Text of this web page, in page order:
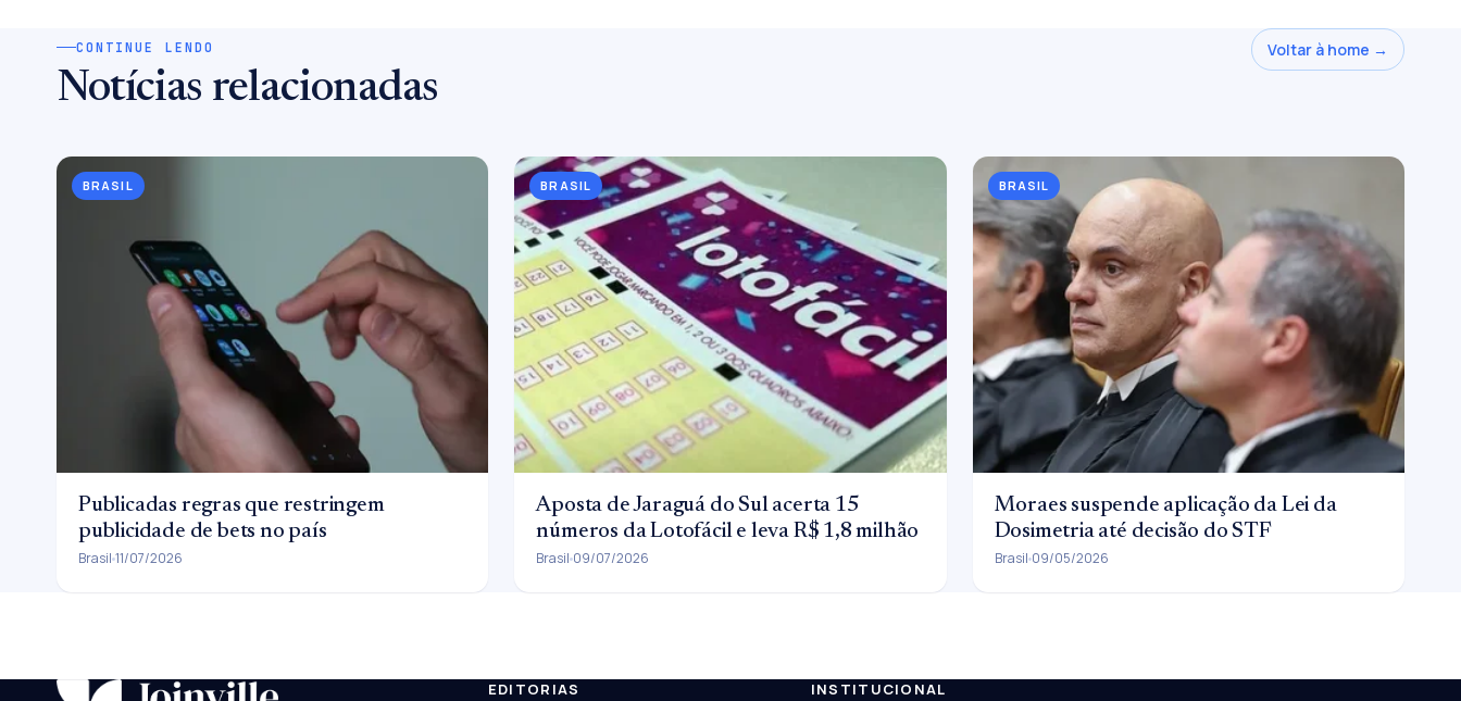
CONTINUE LENDO
Notícias relacionadas
Voltar à home →
BRASIL
Publicadas regras que restringem
publicidade de bets no país
Brasil 11/07/2026
BRASIL
Aposta de Jaraguá do Sul acerta 15
números da Lotofácil e leva R$ 1,8 milhão
Brasil 09/07/2026
BRASIL
Moraes suspende aplicação da Lei da
Dosimetria até decisão do STF
Brasil 09/05/2026
EDITORIAS INSTITUCIONAL